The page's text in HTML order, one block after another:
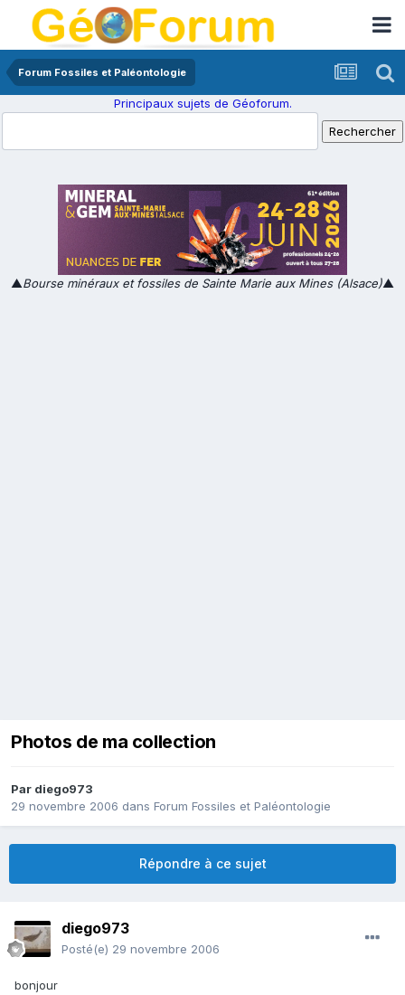
Forum Fossiles et Paléontologie
Principaux sujets de Géoforum.
▲Bourse minéraux et fossiles de Sainte Marie aux Mines (Alsace)▲
Photos de ma collection
Par diego973
29 novembre 2006 dans Forum Fossiles et Paléontologie
Répondre à ce sujet
diego973
Posté(e) 29 novembre 2006
bonjour